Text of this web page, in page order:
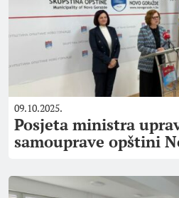
09.10.2025.
Posjeta ministra
samouprave opštini